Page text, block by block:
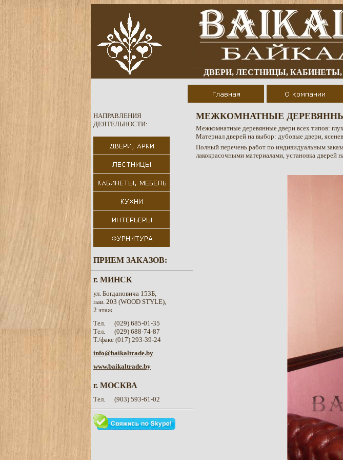
ДВЕРИ, ЛЕСТНИЦЫ,
НАПРАВЛЕНИЯ
ДЕЯТЕЛЬНОСТИ:
ПРИЕМ ЗАКАЗОВ:
г. МИНСК
ул. Богдановича 153Б,
пав. 203 (WOOD STYLE),
2 этаж
Тел. (029) 685-01-35
Тел. (029) 688-74-87
Т./факс (017) 293-39-24
info@baikaltrade.by
www.baikaltrade.by
г. МОСКВА
Тел. (903) 593-61-02
МЕЖКОМНАТНЫЕ
Межкомнатные деревянные двери всех типов:
Материал дверей на выбор: дубовые двери,
Полный перечень работ по индивидуальным
лакокрасочными материалами, установка дверей